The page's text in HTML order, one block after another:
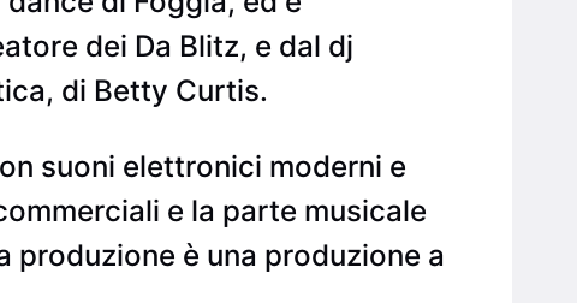
dei Da Blitz, e dal dj
di Betty Curtis.
suoni elettronici moderni e
e la parte musicale
è una produzione a